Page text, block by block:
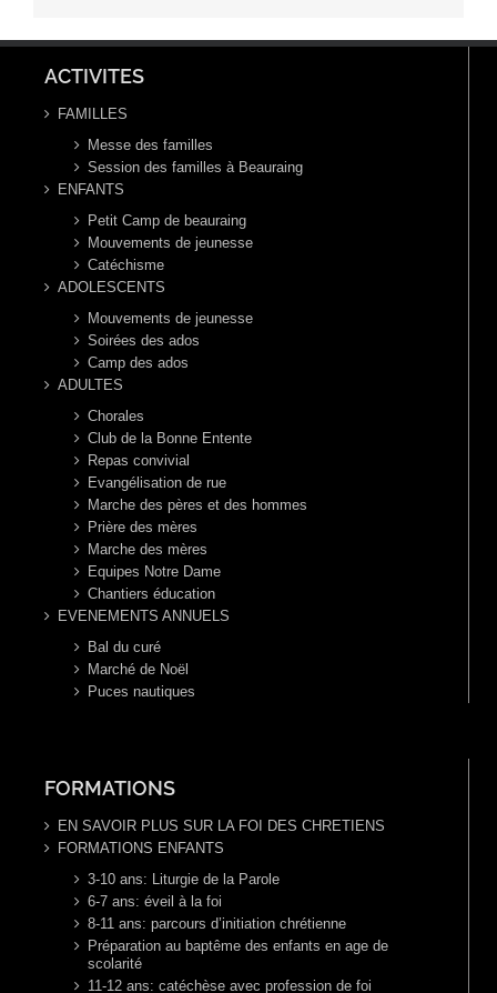
ACTIVITES
FAMILLES
Messe des familles
Session des familles à Beauraing
ENFANTS
Petit Camp de beauraing
Mouvements de jeunesse
Catéchisme
ADOLESCENTS
Mouvements de jeunesse
Soirées des ados
Camp des ados
ADULTES
Chorales
Club de la Bonne Entente
Repas convivial
Evangélisation de rue
Marche des pères et des hommes
Prière des mères
Marche des mères
Equipes Notre Dame
Chantiers éducation
EVENEMENTS ANNUELS
Bal du curé
Marché de Noël
Puces nautiques
FORMATIONS
EN SAVOIR PLUS SUR LA FOI DES CHRETIENS
FORMATIONS ENFANTS
3-10 ans: Liturgie de la Parole
6-7 ans: éveil à la foi
8-11 ans: parcours d’initiation chrétienne
Préparation au baptême des enfants en age de
scolarité
11-12 ans: catéchèse avec profession de foi